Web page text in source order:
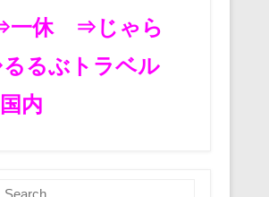
一休
⇒じゃら
るぶトラベル
内